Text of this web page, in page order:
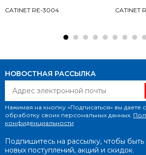
CATINET RE-3004 CATINET
НОВОСТНАЯ РАССЫЛКА
Нажимая на кнопку «Подписаться» вы даете
обработку своих персональных данных.
конфиденциальности
Подпишитесь на рассылку, чтобы
новых поступлений, акций и скидок.